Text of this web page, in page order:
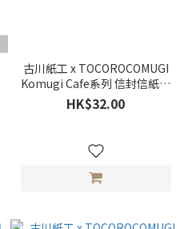
古川紙工 x TOCOROCOMUGI
Komugi Cafe系列 信封信紙組
- 喫茶與TOCOROCOMUGI
HK$32.00